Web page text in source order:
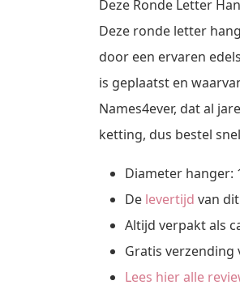
Deze Ronde Letter
Deze ronde letter
door een ervaren
is geplaatst en
Names4ever, dat al
ketting, dus bestel
Diameter hanger:
De levertijd van
Altijd verpakt als
Gratis verzending
Lees hier alle